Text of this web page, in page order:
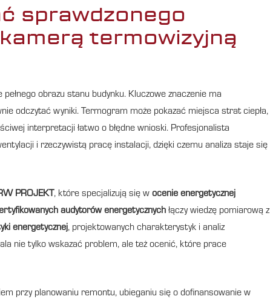
sprawdzonego
termowizyjną
obrazu stanu budynku. Kluczowe znaczenie ma
odczytać wyniki. Termogram może pokazać miejsca strat ciepła,
interpretacji łatwo o błędne wnioski. Profesjonalista
i rzeczywistą pracę instalacji, dzięki czemu analiza staje się
PROJEKT, które specjalizują się w ocenie energetycznej
audytorów energetycznych łączy wiedzę pomiarową z
energetycznej, projektowanych charakterystyk i analiz
nie tylko wskazać problem, ale też ocenić, które prace
przy planowaniu remontu, ubieganiu się o dofinansowanie w